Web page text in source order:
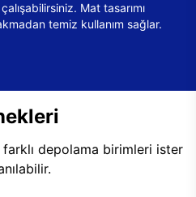
Mat tasarımı
temiz kullanım sağlar.
depolama birimleri ister